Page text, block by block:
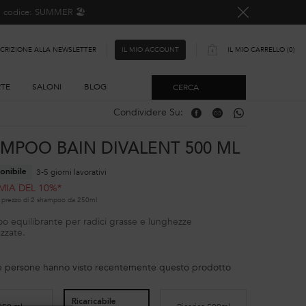
codice: SUMMER 🏖️
ALLA NEWSLETTER IL MIO ACCOUNT IL MIO CARRELLO 0
0 PRODOTTO
SALONI BLOG CERCA
Condividere Su: Condividere Su: Facebook
Condividere Su: Email
Condividere Su:
BAIN DIVALENT 500 ML
3-5 giorni lavorativi
DEL 10%*
di 2 shampoo da 250ml
equilibrante per radici grasse e lunghezze
persone hanno visto recentemente questo prodotto
Ricaricabile